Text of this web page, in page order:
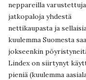
neppareilla varustettuja
jatkopaloja yhdestä
nettikaupasta ja
kuulemma Suomesta
jokseenkin
Lindex on siirtynyt
pieniä (kuulemma